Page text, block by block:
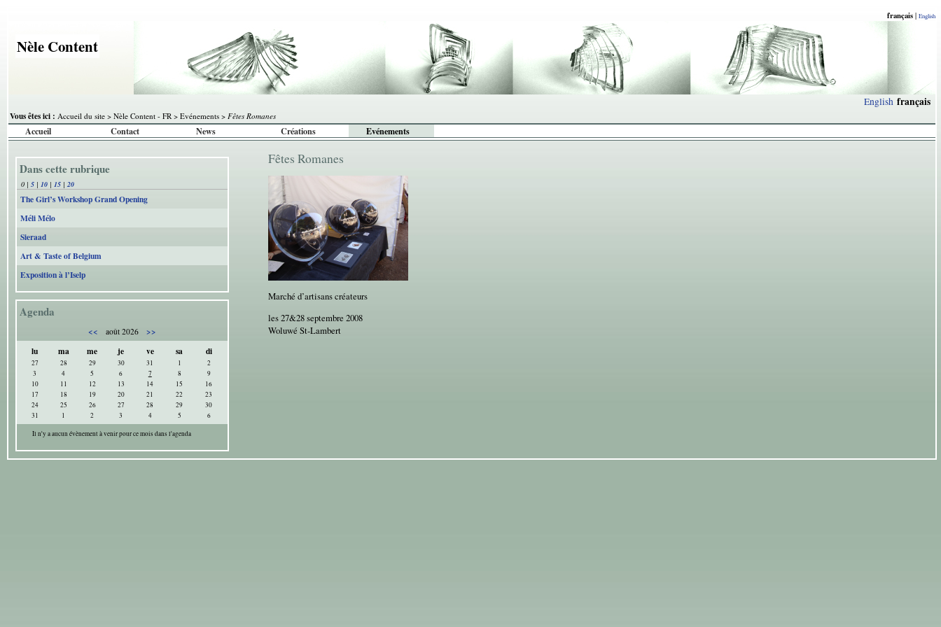
français | English
Nèle Content
English français
Vous êtes ici : Accueil du site > Nèle Content - FR > Evénements > Fêtes Romanes
Accueil Contact News Créations Evénements
Dans cette rubrique
0 | 5 | 10 | 15 | 20
The Girl’s Workshop Grand Opening
Méli Mélo
Sieraad
Art & Taste of Belgium
Exposition à l’Iselp
Agenda
<< août 2026
>>
lu
ma me je ve sa di
27 28 29 30 31 1
2
3
4 5 6 7 8
9
10
11 12 13 14 15
16
17
18 19 20 21 22
23
24
25 26 27 28 29
30
31
1 2 3 4 5
6
Il n'y a aucun évènement à venir pour ce mois dans l'agenda
Fêtes Romanes
Marché d’artisans créateurs
les 27&28 septembre 2008
Woluwé St-Lambert